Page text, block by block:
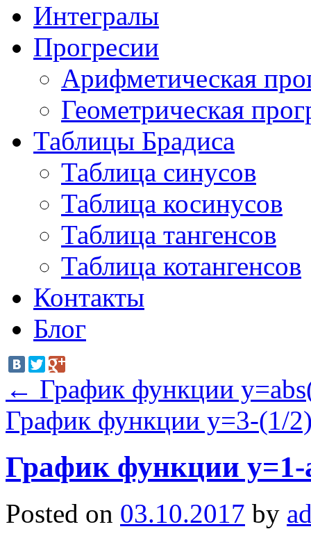
Интегралы
Прогресии
Арифметическая
Геометрическая
Таблицы Брадиса
Таблица синусов
Таблица косинусов
Таблица тангенсов
Таблица котангенсов
Контакты
Блог
← График функции
График функции y=3-(1/
График функции y=1-
Posted on 03.10.2017 by